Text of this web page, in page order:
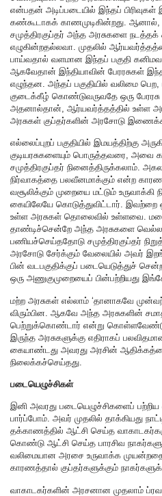
என்பதன் அடிப்படையில் இந்தப்
கண்கூடாகக் காணமுடிகின்றது. ஆனால்,
சமுத்திரகுப்தர் அந்த அரசுகளை
எழுகின்றதல்லவா. முதலில்
பாய்வதால் வளமான இந்தப் பகுதி
ஆகவேதான் இந்தியாவின் பேரரசுகள்
எழுந்தன. அந்தப் பகுதியில் வலிமை
குடைக்கீழ் கொண்டுவருவதே ஒரு
அதனால்தான், ஆர்யவர்த்தத்தில் உள்ள
அரசுகள் குப்தர்களின் அரசோடு
எல்லைப்புறப் பகுதியில் இமயத்திற்கு
குடியரசுகளையும் பொருத்தவரை, அவை
சமுத்திரகுப்தர் நினைத்திருக்கலாம்.
நிர்வாகத்தை பலவீனமாக்கும் என்ற
வசூலிக்கும் முறையை மட்டும்
கையிலேயே கொடுத்துவிட்டார். இவற்றை
உள்ள அரசுகள் தொலைவில் உள்ளவை.
தாண்டிச்சென்றே அந்த அரசுகளை
பணியச்செய்ததோடு சமுத்திரகுப்தர்
அரசோடு சேர்க்கும் வேலையில் அவர்
பின் வடபகுதிக்குப் படையெடுத்துச்
ஒரு அணுகுமுறையைப் பின்பற்றியது
மற்ற அரசுகள் எல்லாம் ‘தானாகவே
விரும்பின. ஆகவே அந்த அரசுகளின்
பெற்றுக்கொண்டார் என்று
இருந்த அரசுகளுக்கு எதிராகப்
கையாண்டது அவரது அரசின்
நிலைக்கச்செய்தது.
படையெழுச்சிகள்
இனி அவரது படையெழுச்சிகளைப்
பார்ப்போம். அவர் முதலில் தாக்கியது
தக்காணத்தில் ஆட்சி செய்த
கொண்டு ஆட்சி செய்த பாரசிவ
வலிமையான அரசை உருவாக்க
காரணத்தால் குப்தர்களுக்கும்
வாகாடகர்களின் அரசனான முதலாம்